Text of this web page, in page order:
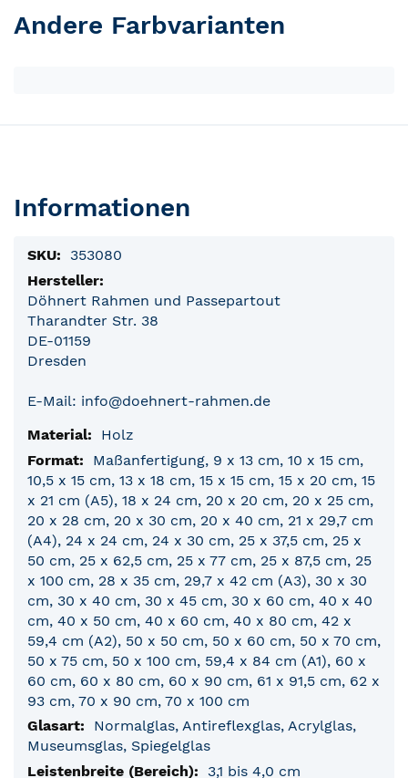
Andere Farbvarianten
Informationen
Produktinformationen
353080
Döhnert Rahmen und Passepartout
Tharandter Str. 38
DE-01159
Dresden
E-Mail: info@doehnert-rahmen.de
Holz
Maßanfertigung, 9 x 13 cm, 10 x 15 cm,
10,5 x 15 cm, 13 x 18 cm, 15 x 15 cm, 15 x 20 cm, 15
x 21 cm (A5), 18 x 24 cm, 20 x 20 cm, 20 x 25 cm,
20 x 28 cm, 20 x 30 cm, 20 x 40 cm, 21 x 29,7 cm
(A4), 24 x 24 cm, 24 x 30 cm, 25 x 37,5 cm, 25 x
50 cm, 25 x 62,5 cm, 25 x 77 cm, 25 x 87,5 cm, 25
x 100 cm, 28 x 35 cm, 29,7 x 42 cm (A3), 30 x 30
cm, 30 x 40 cm, 30 x 45 cm, 30 x 60 cm, 40 x 40
cm, 40 x 50 cm, 40 x 60 cm, 40 x 80 cm, 42 x
59,4 cm (A2), 50 x 50 cm, 50 x 60 cm, 50 x 70 cm,
50 x 75 cm, 50 x 100 cm, 59,4 x 84 cm (A1), 60 x
60 cm, 60 x 80 cm, 60 x 90 cm, 61 x 91,5 cm, 62 x
93 cm, 70 x 90 cm, 70 x 100 cm
Normalglas, Antireflexglas, Acrylglas,
Museumsglas, Spiegelglas
3,1 bis 4,0 cm